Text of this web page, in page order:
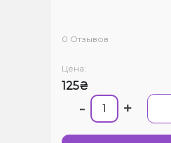
0 Отзывов
Цена:
125₴
- +